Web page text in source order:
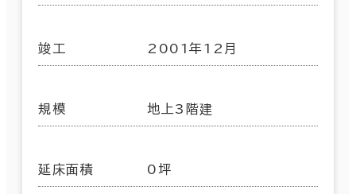
竣工 2001年12月
規模 地上3階建
延床面積 0坪